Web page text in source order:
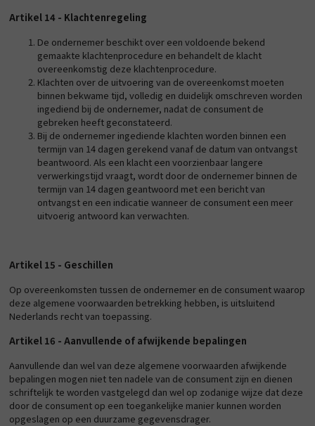
Artikel 14 - Klachtenregeling
De ondernemer beschikt over een voldoende bekend
gemaakte klachtenprocedure en behandelt de klacht
overeenkomstig deze klachtenprocedure.
Klachten over de uitvoering van de overeenkomst moeten
binnen bekwame tijd, volledig en duidelijk omschreven worden
ingediend bij de ondernemer, nadat de consument de
gebreken heeft geconstateerd.
Bij de ondernemer ingediende klachten worden binnen een
termijn van 14 dagen gerekend vanaf de datum van ontvangst
beantwoord. Als een klacht een voorzienbaar langere
verwerkingstijd vraagt, wordt door de ondernemer binnen de
termijn van 14 dagen geantwoord met een bericht van
ontvangst en een indicatie wanneer de consument een meer
uitvoerig antwoord kan verwachten.
Artikel 15 - Geschillen
Op overeenkomsten tussen de ondernemer en de consument waarop
deze algemene voorwaarden betrekking hebben, is uitsluitend
Nederlands recht van toepassing.
Artikel 16 - Aanvullende of afwijkende bepalingen
Aanvullende dan wel van deze algemene voorwaarden afwijkende
bepalingen mogen niet ten nadele van de consument zijn en dienen
schriftelijk te worden vastgelegd dan wel op zodanige wijze dat deze
door de consument op een toegankelijke manier kunnen worden
opgeslagen op een duurzame gegevensdrager.